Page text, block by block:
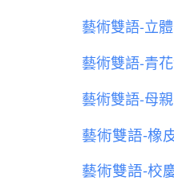
藝術雙語-立
藝術雙語-青
藝術雙語-母
藝術雙語-橡
藝術雙語-校